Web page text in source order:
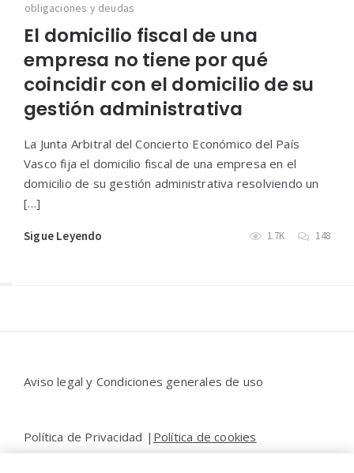
obligaciones y deudas
El domicilio fiscal de una
empresa no tiene por qué
coincidir con el domicilio de su
gestión administrativa
La Junta Arbitral del Concierto Económico del País
Vasco fija el domicilio fiscal de una empresa en el
domicilio de su gestión administrativa resolviendo un
[…]
Sigue Leyendo 1.7K 148
Aviso legal y Condiciones generales de uso
Política de Privacidad | Política de cookies